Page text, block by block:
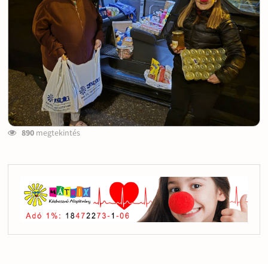
890megtekintés